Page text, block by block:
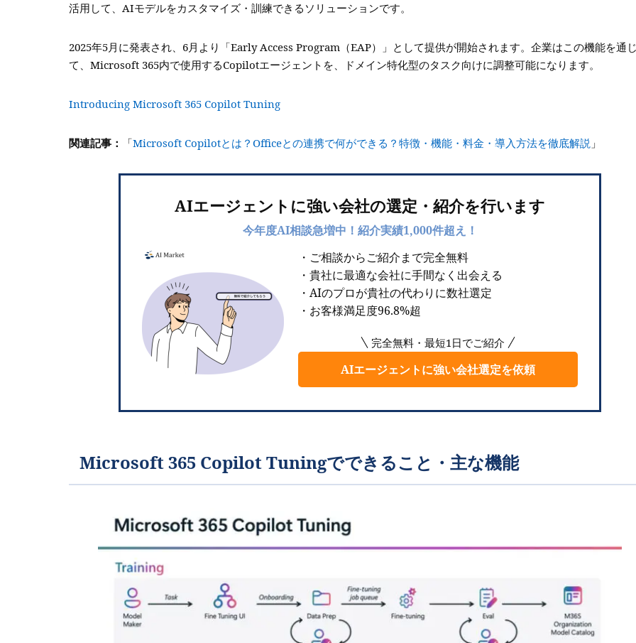
活用して、AIモデルをカスタマイズ・訓練できるソリューションです。
2025年5月に発表され、6月より「Early Access Program（EAP）」として提供が開始されます。企業はこの機能を通
て、Microsoft 365内で使用するCopilotエージェントを、ドメイン特化型のタスク向けに調整可能になります。
Introducing Microsoft 365 Copilot Tuning
関連記事： 「Microsoft Copilotとは？Officeとの連携で何ができる？特徴・機能・料金・導入方法を徹底解説 」
AIエージェントに強い会社の選定・紹介を行います
今年度AI相談急増中！紹介実績1,000件超え！
・ご相談からご紹介まで完全無料
・貴社に最適な会社に手間なく出会える
・AIのプロが貴社の代わりに数社選定
・お客様満足度96.8%超
完全無料・最短1日でご紹介
AIエージェントに強い会社選定を依頼
Microsoft 365 Copilot Tuningでできること・主な機能